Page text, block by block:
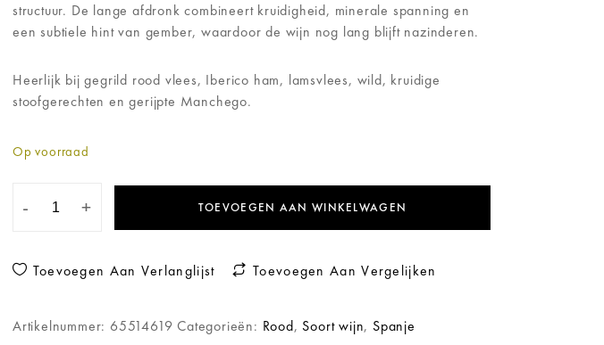
structuur. De lange afdronk combineert kruidigheid, minerale spanning en
een subtiele hint van gember, waardoor de wijn nog lang blijft nazinderen.
Heerlijk bij gegrild rood vlees, Iberico ham, lamsvlees, wild, kruidige
stoofgerechten en gerijpte Manchego.
Op voorraad
- + TOEVOEGEN AAN WINKELWAGEN
Toevoegen Aan Verlanglijst Toevoegen Aan Vergelijken
Artikelnummer: 65514619 Categorieën: Rood, Soort wijn, Spanje